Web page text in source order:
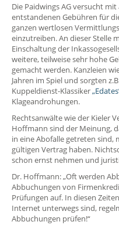
Die Paidwings AG versucht
entstandenen Gebühren für
ganzen wertlosen
einzutreiben. An dieser Stelle
Einschaltung der
weitere, teilweise sehr hohe
gemacht werden. Kanzleien
Jahren im Spiel und sorgten
Kuppeldienst-Klassiker
Klageandrohungen.
Rechtsanwälte wie der Kieler
Hoffmann sind der Meinung,
in eine Abofalle getreten sind,
gültigen Vertrag haben.
schon ernst nehmen und
Dr. Hoffmann: „Oft werden
Abbuchungen von
Prüfungen auf. In diesen
Internet unterwegs sind,
Abbuchungen prüfen!“